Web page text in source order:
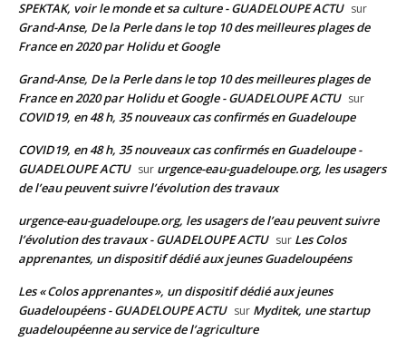
SPEKTAK, voir le monde et sa culture - GUADELOUPE ACTU sur
Grand-Anse, De la Perle dans le top 10 des meilleures plages de
France en 2020 par Holidu et Google
Grand-Anse, De la Perle dans le top 10 des meilleures plages de
France en 2020 par Holidu et Google - GUADELOUPE ACTU sur
COVID19, en 48 h, 35 nouveaux cas confirmés en Guadeloupe
COVID19, en 48 h, 35 nouveaux cas confirmés en Guadeloupe -
GUADELOUPE ACTU sur urgence-eau-guadeloupe.org, les usagers
de l’eau peuvent suivre l’évolution des travaux
urgence-eau-guadeloupe.org, les usagers de l’eau peuvent suivre
l’évolution des travaux - GUADELOUPE ACTU sur Les Colos
apprenantes, un dispositif dédié aux jeunes Guadeloupéens
Les « Colos apprenantes », un dispositif dédié aux jeunes
Guadeloupéens - GUADELOUPE ACTU sur Myditek, une startup
guadeloupéenne au service de l’agriculture